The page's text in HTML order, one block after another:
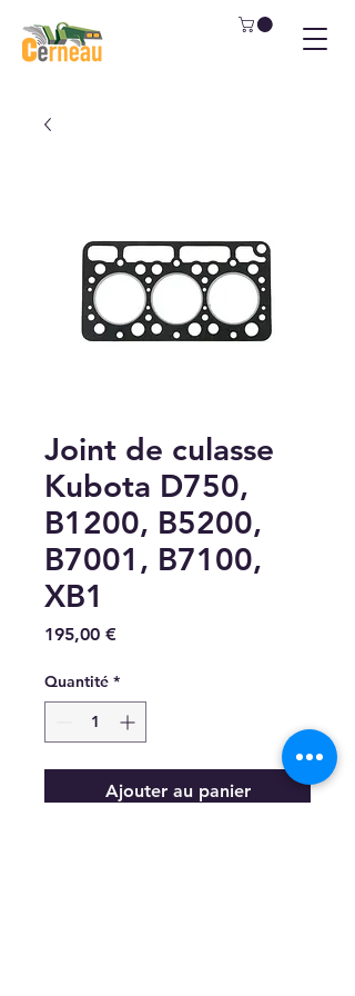
Joint de culasse
Kubota D750,
B1200, B5200,
B7001, B7100,
XB1
195,00 €Prix
Quantité *
Ajouter au panier